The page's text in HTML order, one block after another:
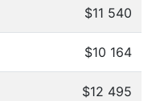
$11 540
$10 164
$12 495